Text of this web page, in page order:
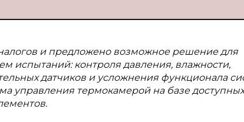
и предложено возможное решение для
испытаний: контроля давления, влажности,
датчиков и усложнения функционала
управления термокамерой на базе